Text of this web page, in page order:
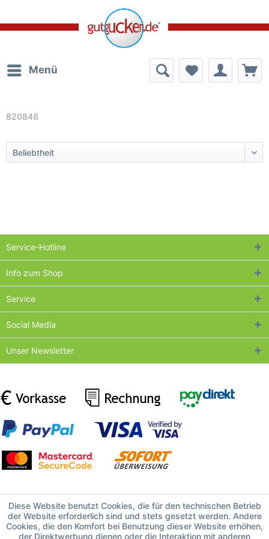
Menü
820848
Service-Hotline
Info zum Shop
Service
Social Media
Unser Newsletter
Diese Website benutzt Cookies, die für den technischen Betrieb
der Website erforderlich sind und stets gesetzt werden. Andere
Cookies, die den Komfort bei Benutzung dieser Website erhöhen,
der Direktwerbung dienen oder die Interaktion mit anderen